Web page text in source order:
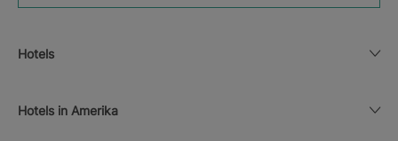
Hotels
Hotels in Amerika